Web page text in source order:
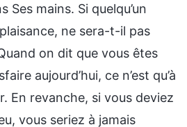
Ses mains. Si quelqu’un
ne sera-t-il pas
on dit que vous êtes
aujourd’hui, ce n’est qu’à
En revanche, si vous deviez
vous seriez à jamais